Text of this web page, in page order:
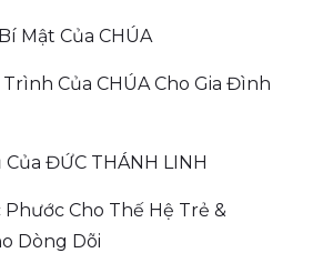
Mật Của CHÚA
Của CHÚA Cho Gia Đình
Của ĐỨC THÁNH LINH
Phước Cho Thế Hệ Trẻ &
Dòng Dõi